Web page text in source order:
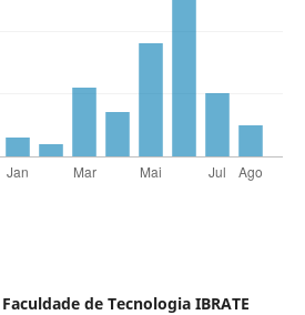
Faculdade de Tecnologia IBRATE